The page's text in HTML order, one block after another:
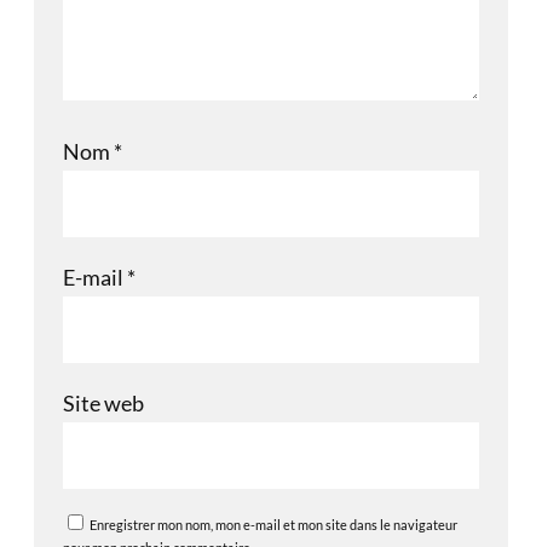
Nom *
E-mail *
Site web
Enregistrer mon nom, mon e-mail et mon site dans le navigateur